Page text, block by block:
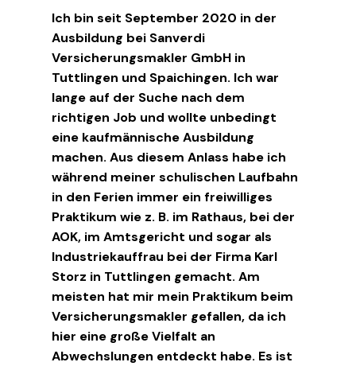
Ich bin seit September 2020 in der
Ausbildung bei Sanverdi
Versicherungsmakler GmbH in
Tuttlingen und Spaichingen. Ich war
lange auf der Suche nach dem
richtigen Job und wollte unbedingt
eine kaufmännische Ausbildung
machen. Aus diesem Anlass habe ich
während meiner schulischen Laufbahn
in den Ferien immer ein freiwilliges
Praktikum wie z. B. im Rathaus, bei der
AOK, im Amtsgericht und sogar als
Industriekauffrau bei der Firma Karl
Storz in Tuttlingen gemacht. Am
meisten hat mir mein Praktikum beim
Versicherungsmakler gefallen, da ich
hier eine große Vielfalt an
Abwechslungen entdeckt habe. Es ist